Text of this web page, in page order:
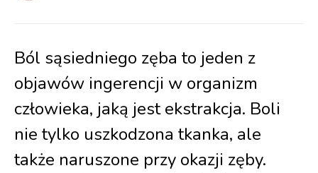
Ból sąsiedniego zęba to jeden z
objawów ingerencji w organizm
człowieka, jaką jest ekstrakcja. Boli
nie tylko uszkodzona tkanka, ale
także naruszone przy okazji zęby.